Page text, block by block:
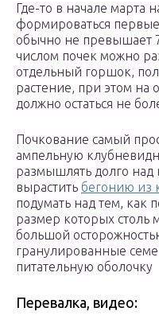
Где-то в начале марта
формироваться
обычно не превышает
числом почек можно
отдельный горшок,
растение, при этом на
должно остаться не
Почкование самый
ампельную
размышлять долго над
вырастить бегонию из
подумать над тем, как
размер которых столь
большой
гранулированные
питательную оболочку
Перевалка, видео: